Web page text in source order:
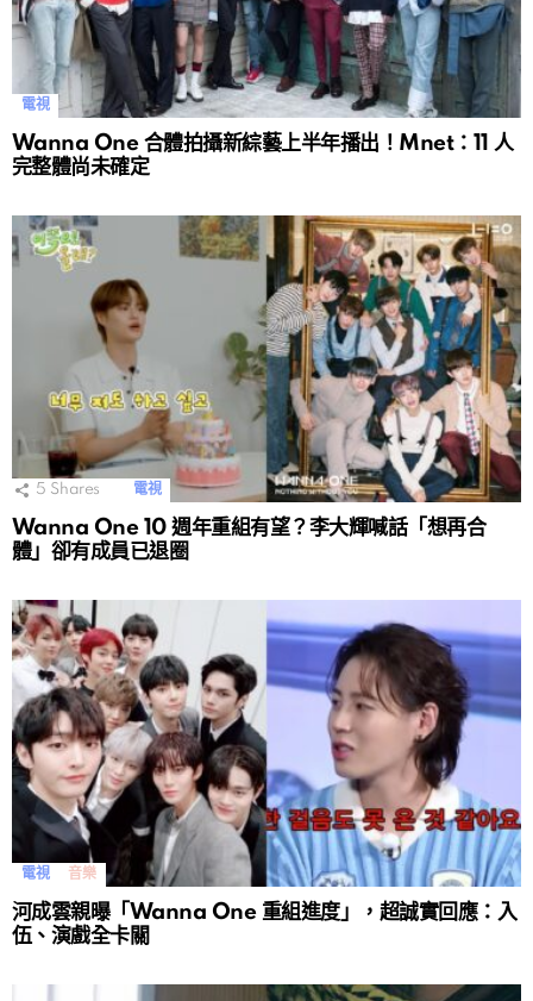
電視
Wanna One 合體拍攝新綜藝上半年播出！Mnet：11 人
完整體尚未確定
5 Shares 電視
Wanna One 10 週年重組有望？李大輝喊話「想再合
體」卻有成員已退圈
電視 音樂
河成雲親曝「Wanna One 重組進度」，超誠實回應：入
伍、演戲全卡關